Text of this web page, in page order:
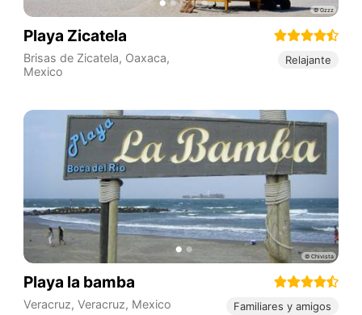
Playa Zicatela
Brisas de Zicatela, Oaxaca,
Mexico
Relajante
Playa la bamba
Veracruz, Veracruz, Mexico Familiares y amigos